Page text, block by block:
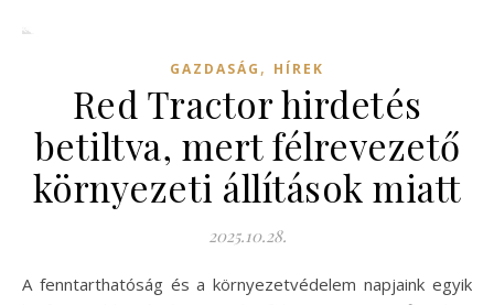
GAZDASÁG , HÍREK
Red Tractor hirdetés
betiltva, mert félrevezető
környezeti állítások miatt
2025.10.28.
A fenntarthatóság és a környezetvédelem napjaink egyik